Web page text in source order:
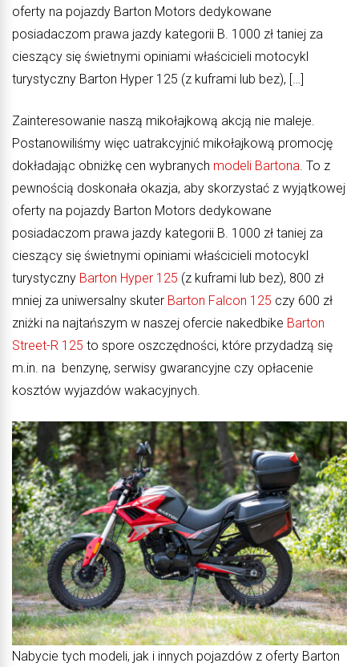
oferty na pojazdy Barton Motors dedykowane
posiadaczom prawa jazdy kategorii B. 1000 zł taniej za
cieszący się świetnymi opiniami właścicieli motocykl
turystyczny Barton Hyper 125 (z kuframi lub bez), […]
Zainteresowanie naszą mikołajkową akcją nie maleje.
Postanowiliśmy więc uatrakcyjnić mikołajkową promocję
dokładając obniżkę cen wybranych modeli Bartona. To z
pewnością doskonała okazja, aby skorzystać z wyjątkowej
oferty na pojazdy Barton Motors dedykowane
posiadaczom prawa jazdy kategorii B. 1000 zł taniej za
cieszący się świetnymi opiniami właścicieli motocykl
turystyczny Barton Hyper 125 (z kuframi lub bez), 800 zł
mniej za uniwersalny skuter Barton Falcon 125 czy 600 zł
zniżki na najtańszym w naszej ofercie nakedbike Barton
Street-R 125 to spore oszczędności, które przydadzą się
m.in. na benzynę, serwisy gwarancyjne czy opłacenie
kosztów wyjazdów wakacyjnych.
Nabycie tych modeli, jak i innych pojazdów z oferty Barton